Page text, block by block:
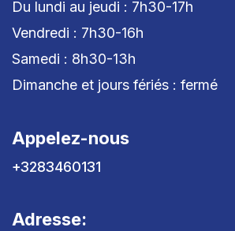
Du lundi au jeudi : 7h30-17h
Vendredi : 7h30-16h
Samedi : 8h30-13h
Dimanche et jours fériés : fermé
Appelez-nous
+3283460131
Adresse: